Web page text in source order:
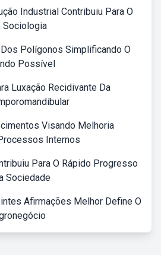
Industrial Contribuiu Para O
Sociologia
Polígonos Simplificando O
Possível
Luxação Recidivante Da
Visando Melhoria
Internos
Para O Rápido Progresso
Sociedade
Afirmações Melhor Define O